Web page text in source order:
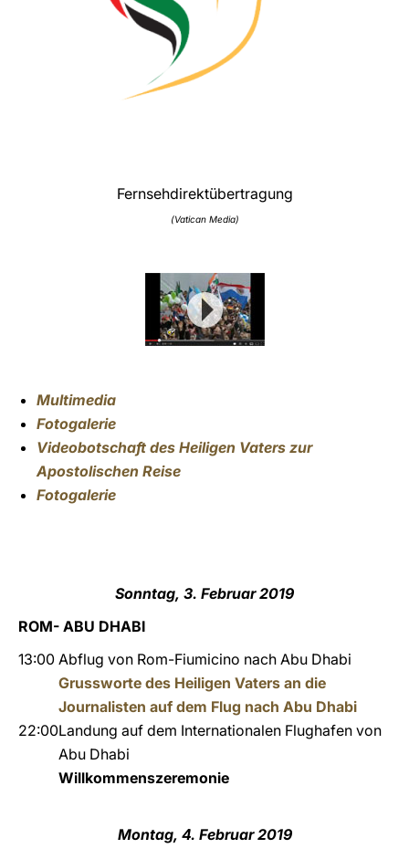
Fernsehdirektübertragung
(Vatican Media)
Multimedia
Fotogalerie
Videobotschaft des Heiligen Vaters zur
Apostolischen Reise
Fotogalerie
Sonntag, 3. Februar 2019
ROM- ABU DHABI
13:00 Abflug von Rom-Fiumicino nach Abu Dhabi
Grussworte des Heiligen Vaters an die
Journalisten auf dem Flug nach Abu Dhabi
22:00Landung auf dem Internationalen Flughafen von
Abu Dhabi
Willkommenszeremonie
Montag, 4. Februar 2019